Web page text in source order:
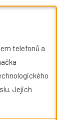
telefonů a
Jejich